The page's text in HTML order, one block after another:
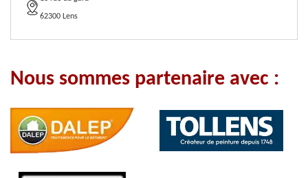
62300 Lens
Nous sommes partenaire avec :